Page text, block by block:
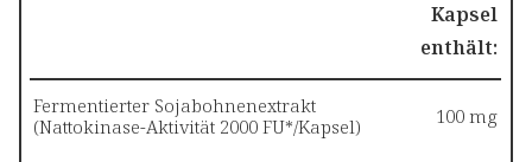
Kapsel
enthält:
Fermentierter Sojabohnenextrakt
(Nattokinase-Aktivität 2000 FU*/Kapsel)
100 mg